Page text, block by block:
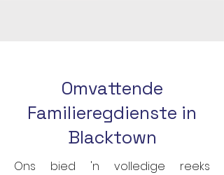
Omvattende
Familieregdienste in
Blacktown
Ons bied 'n volledige reeks